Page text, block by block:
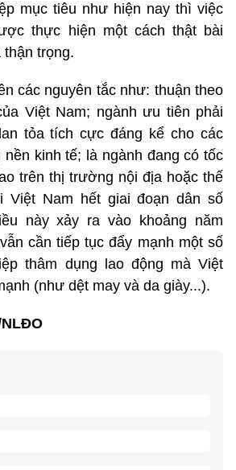
mục tiêu như hiện nay thì việc
thực hiện một cách thật bài
trọng.
các nguyên tắc như: thuận theo
Việt Nam; ngành ưu tiên phải
tỏa tích cực đáng kể cho các
nền kinh tế; là ngành đang có tốc
trên thị trường nội địa hoặc thế
Việt Nam hết giai đoạn dân số
này xảy ra vào khoảng năm
cần tiếp tục đẩy mạnh một số
thâm dụng lao động mà Việt
(như dệt may và da giày...).